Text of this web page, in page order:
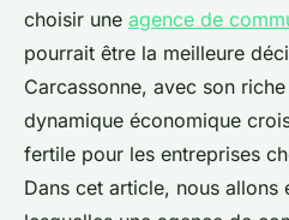
choisir une agence de
pourrait être la meilleure
Carcassonne, avec son
dynamique économique
fertile pour les entreprises
Dans cet article, nous